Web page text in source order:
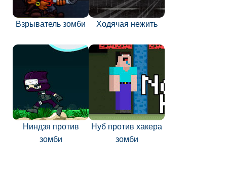
Взрыватель зомби Ходячая нежить
Ниндзя против
зомби
Нуб против хакера
зомби